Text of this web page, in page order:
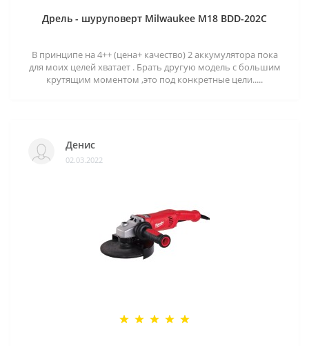
Дрель - шуруповерт Milwaukee M18 BDD-202C
В принципе на 4++ (цена+ качество) 2 аккумулятора пока
для моих целей хватает . Брать другую модель с большим
крутящим моментом ,это под конкретные цели.....
Денис
02.03.2022